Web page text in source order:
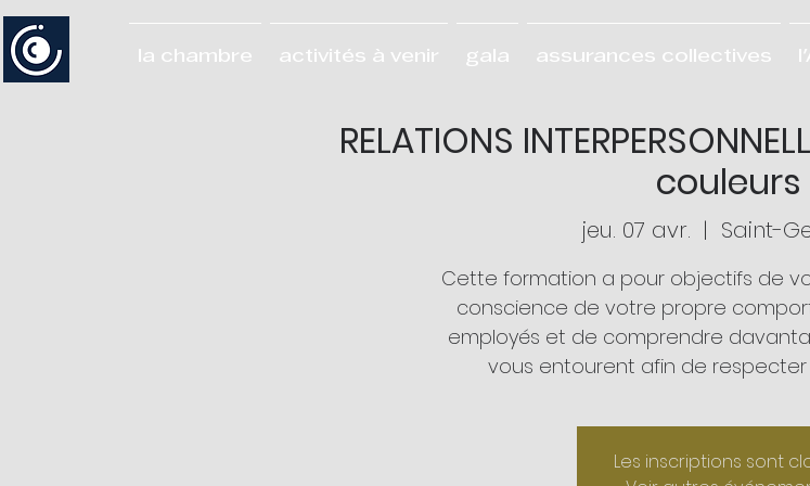
la chambre activités à venir gala assurances collectives
RELATIONS
couleurs
jeu. 07 avr.
  |
Saint-
Cette formation a pour objectifs de
conscience de votre propre
employés et de comprendre
vous entourent afin de respecter
Les inscriptions sont